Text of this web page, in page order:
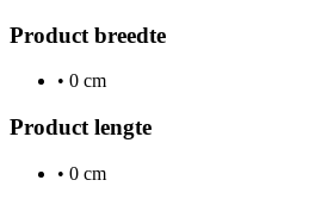
Product breedte
• 0 cm
Product lengte
• 0 cm